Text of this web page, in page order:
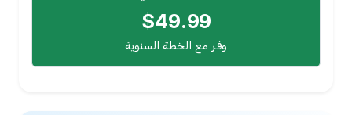
$49.99
وفر مع الخطة السنوية